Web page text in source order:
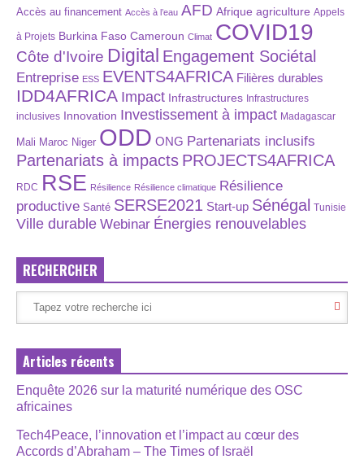
Accès au financement Accès à l’eau AFD Afrique agriculture Appels
à Projets Burkina Faso Cameroun Climat COVID19
Côte d'Ivoire Digital Engagement Sociétal
Entreprise ESS EVENTS4AFRICA Filières durables
IDD4AFRICA Impact Infrastructures Infrastructures
inclusives Innovation Investissement à impact Madagascar
Mali Maroc Niger ODD ONG Partenariats inclusifs
Partenariats à impacts PROJECTS4AFRICA
RDC RSE Résilience Résilience climatique Résilience
productive Santé SERSE2021 Start-up Sénégal Tunisie
Ville durable Webinar Énergies renouvelables
RECHERCHER
Articles récents
Enquête 2026 sur la maturité numérique des OSC
africaines
Tech4Peace, l’innovation et l’impact au cœur des
Accords d’Abraham – The Times of Israël